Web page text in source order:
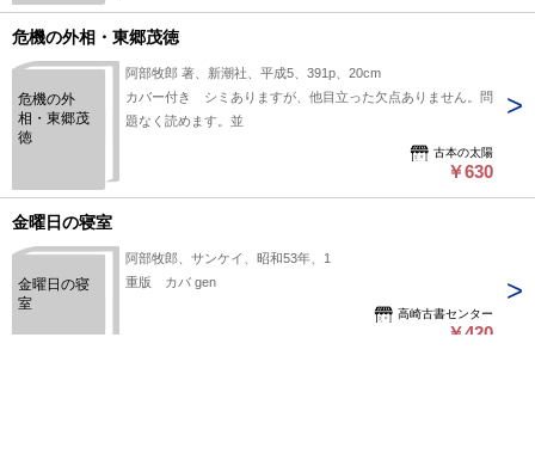
危機の外相・東郷茂徳
危機の外
相・東郷茂
徳
阿部牧郎 著、新潮社、平成5、391p、20cm
カバー付き シミありますが、他目立った欠点ありません。問
題なく読めます。並
古本の太陽
￥630
金曜日の寝室
金曜日の寝
室
阿部牧郎、サンケイ、昭和53年、1
重版 カバ gen
高崎古書センター
￥420